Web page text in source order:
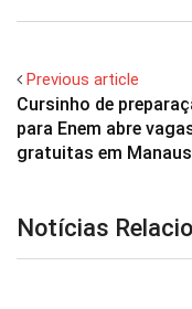
Previous article
Cursinho de
para Enem abre
gratuitas em Manaus
Notícias